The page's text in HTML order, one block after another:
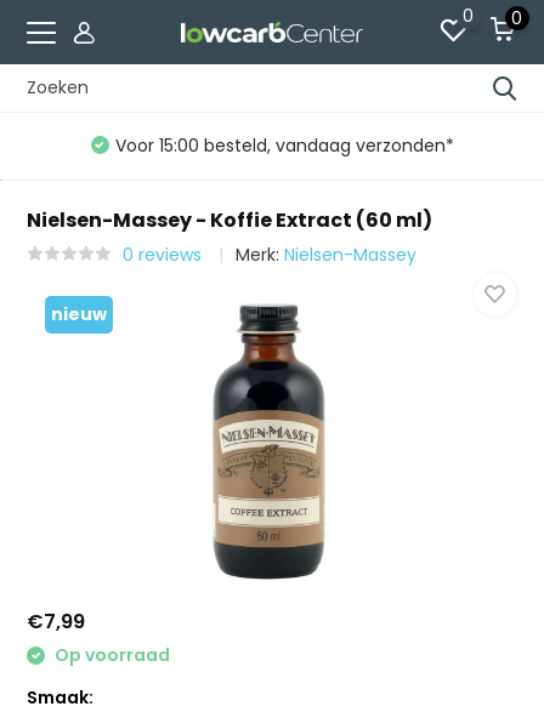
0 0
Voor 15:00 besteld, vandaag verzonden*
Nielsen-Massey - Koffie Extract (60 ml)
0 reviews Merk:Nielsen-Massey
nieuw
€7,99
Op voorraad
Smaak: